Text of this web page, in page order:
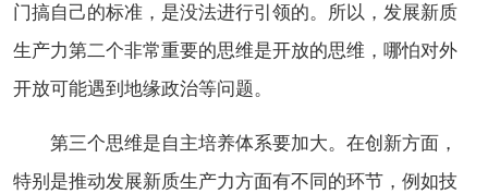
门搞自己的标准，是没法进行引领的。所以，发展新质
生产力第二个非常重要的思维是开放的思维，哪怕对外
开放可能遇到地缘政治等问题。
第三个思维是自主培养体系要加大。在创新方面，
特别是推动发展新质生产力方面有不同的环节，例如技